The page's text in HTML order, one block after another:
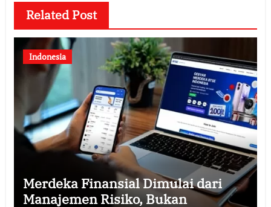
Related Post
Indonesia
Merdeka Finansial Dimulai dari
Manajemen Risiko, Bukan